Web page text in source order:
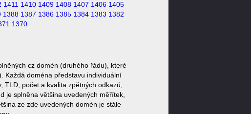
1411 1410 1409 1408 1407 1406 1405
1388 1387 1386 1385 1384 1383 1382
1370
cz domén (druhého řádu), které
Každá doména představu individuální
počet a kvalita zpětných odkazů,
je splněna většina uvedených měřítek,
ze zde uvedených domén je stále